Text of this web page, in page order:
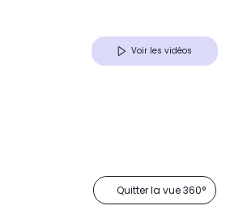
Voir les vidéos
Quitter la vue 360°